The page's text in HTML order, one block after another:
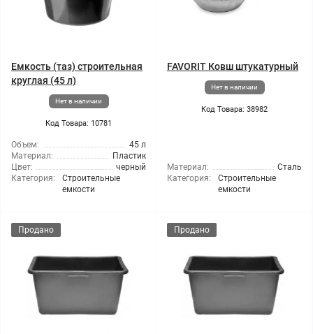
Емкость (таз) строительная
круглая (45 л)
Нет в наличии
Код Товара: 10781
Объем:
45 л
Материал:
Пластик
Цвет:
черный
Категория:
Строительные
емкости
FAVORIT Ковш штукатурный
Нет в наличии
Код Товара: 38982
Материал:
Сталь
Категория:
Строительные
емкости
Продано Продано